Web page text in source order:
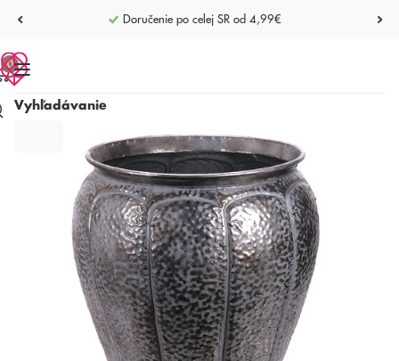
Doručenie po celej SR od 4,99€
Vyhľadávanie
0